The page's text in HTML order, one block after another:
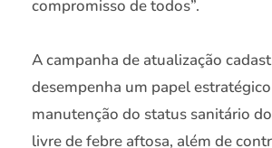
compromisso de todos”.
A campanha de atualização
desempenha um papel
manutenção do status sanitário
livre de febre aftosa, além de